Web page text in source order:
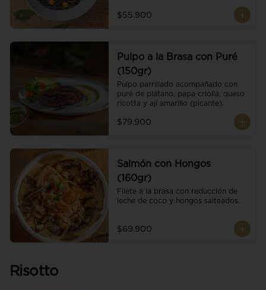
$55.900
Pulpo a la Brasa con Puré
(150gr)
Pulpo parrillado acompañado con
puré de plátano, papa criolla, queso
ricotta y ají amarillo (picante).
$79.900
Salmón con Hongos
(160gr)
Filete a la brasa con reducción de
leche de coco y hongos salteados.
$69.900
Risotto